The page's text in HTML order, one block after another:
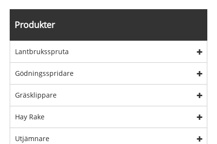
Produkter
Lantbruksspruta
Gödningsspridare
Gräsklippare
Hay Rake
Utjämnare